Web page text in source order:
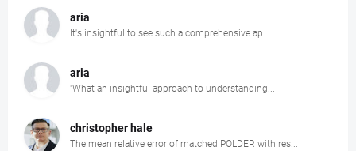
aria
It's insightful to see such a comprehensive ap...
aria
"What an insightful approach to understanding...
christopher hale
The mean relative error of matched POLDER with res...